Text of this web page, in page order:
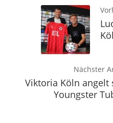
Nächster
Viktoria Köln angelt
Youngster